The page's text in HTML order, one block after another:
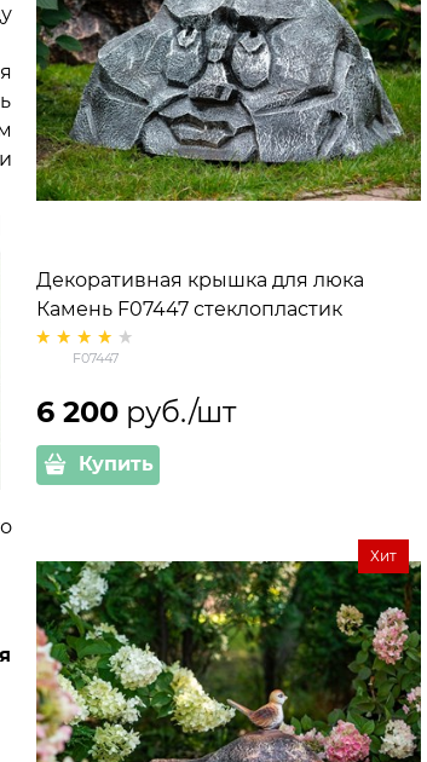
Декоративная крышка для люка
Камень F07447 стеклопластик
F07447
6 200 руб./шт
Купить
Хит